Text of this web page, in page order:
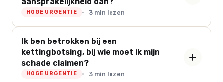
HOGE URGENTIE 3 min lezen
Ik ben betrokken bij een
kettingbotsing, bij wie moet ik mijn
schade claimen?
HOGE URGENTIE 3 min lezen